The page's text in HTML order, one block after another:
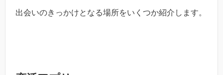
出会いのきっかけとなる場所をいくつか紹介します。